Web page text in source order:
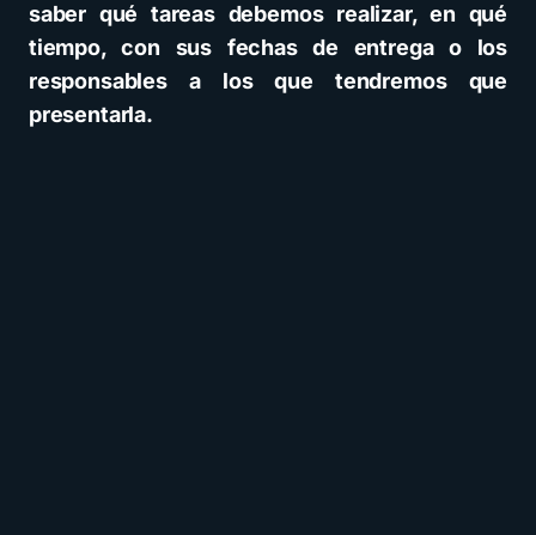
saber qué tareas debemos realizar, en qué
tiempo, con sus fechas de entrega o los
responsables a los que tendremos que
presentarla.